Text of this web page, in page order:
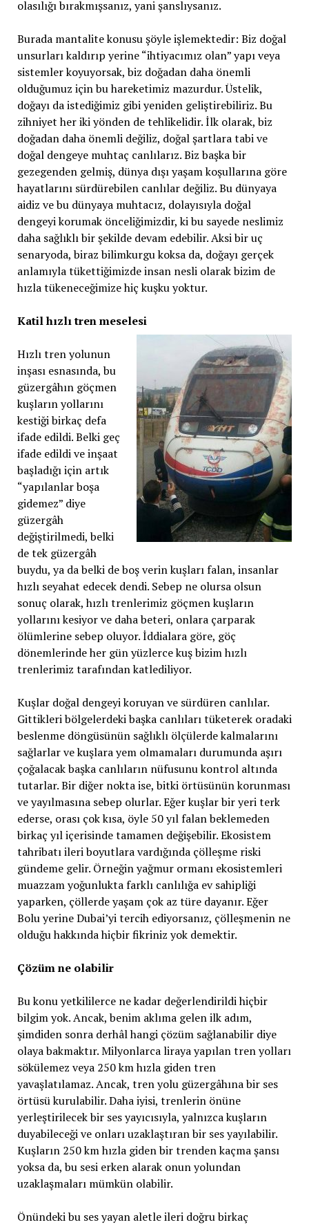
olasılığı bırakmışsanız, yani şanslıysanız.
Burada mantalite konusu şöyle işlemektedir: Biz doğal
unsurları kaldırıp yerine “ihtiyacımız olan” yapı veya
sistemler koyuyorsak, biz doğadan daha önemli
olduğumuz için bu hareketimiz mazurdur. Üstelik,
doğayı da istediğimiz gibi yeniden geliştirebiliriz. Bu
zihniyet her iki yönden de tehlikelidir. İlk olarak, biz
doğadan daha önemli değiliz, doğal şartlara tabi ve
doğal dengeye muhtaç canlılarız. Biz başka bir
gezegenden gelmiş, dünya dışı yaşam koşullarına göre
hayatlarını sürdürebilen canlılar değiliz. Bu dünyaya
aidiz ve bu dünyaya muhtacız, dolayısıyla doğal
dengeyi korumak önceliğimizdir, ki bu sayede neslimiz
daha sağlıklı bir şekilde devam edebilir. Aksi bir uç
senaryoda, biraz bilimkurgu koksa da, doğayı gerçek
anlamıyla tükettiğimizde insan nesli olarak bizim de
hızla tükeneceğimize hiç kuşku yoktur.
Katil hızlı tren meselesi
Hızlı tren yolunun
inşası esnasında, bu
güzergâhın göçmen
kuşların yollarını
kestiği birkaç defa
ifade edildi. Belki geç
ifade edildi ve inşaat
başladığı için artık
“yapılanlar boşa
gidemez” diye
güzergâh
değiştirilmedi, belki
de tek güzergâh
buydu, ya da belki de boş verin kuşları falan, insanlar
hızlı seyahat edecek dendi. Sebep ne olursa olsun
sonuç olarak, hızlı trenlerimiz göçmen kuşların
yollarını kesiyor ve daha beteri, onlara çarparak
ölümlerine sebep oluyor. İddialara göre, göç
dönemlerinde her gün yüzlerce kuş bizim hızlı
trenlerimiz tarafından katlediliyor.
Kuşlar doğal dengeyi koruyan ve sürdüren canlılar.
Gittikleri bölgelerdeki başka canlıları tüketerek oradaki
beslenme döngüsünün sağlıklı ölçülerde kalmalarını
sağlarlar ve kuşlara yem olmamaları durumunda aşırı
çoğalacak başka canlıların nüfusunu kontrol altında
tutarlar. Bir diğer nokta ise, bitki örtüsünün korunması
ve yayılmasına sebep olurlar. Eğer kuşlar bir yeri terk
ederse, orası çok kısa, öyle 50 yıl falan beklemeden
birkaç yıl içerisinde tamamen değişebilir. Ekosistem
tahribatı ileri boyutlara vardığında çölleşme riski
gündeme gelir. Örneğin yağmur ormanı ekosistemleri
muazzam yoğunlukta farklı canlılığa ev sahipliği
yaparken, çöllerde yaşam çok az türe dayanır. Eğer
Bolu yerine Dubai’yi tercih ediyorsanız, çölleşmenin ne
olduğu hakkında hiçbir fikriniz yok demektir.
Çözüm ne olabilir
Bu konu yetkililerce ne kadar değerlendirildi hiçbir
bilgim yok. Ancak, benim aklıma gelen ilk adım,
şimdiden sonra derhâl hangi çözüm sağlanabilir diye
olaya bakmaktır. Milyonlarca liraya yapılan tren yolları
sökülemez veya 250 km hızla giden tren
yavaşlatılamaz. Ancak, tren yolu güzergâhına bir ses
örtüsü kurulabilir. Daha iyisi, trenlerin önüne
yerleştirilecek bir ses yayıcısıyla, yalnızca kuşların
duyabileceği ve onları uzaklaştıran bir ses yayılabilir.
Kuşların 250 km hızla giden bir trenden kaçma şansı
yoksa da, bu sesi erken alarak onun yolundan
uzaklaşmaları mümkün olabilir.
Önündeki bu ses yayan aletle ileri doğru birkaç